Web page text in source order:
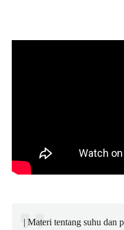
| Materi tentang suhu dan